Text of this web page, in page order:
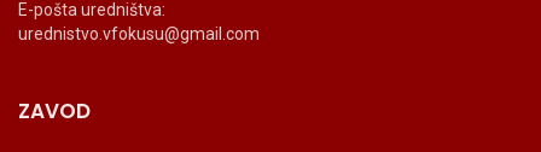
E-pošta uredništva:
urednistvo.vfokusu@gmail.com
ZAVOD